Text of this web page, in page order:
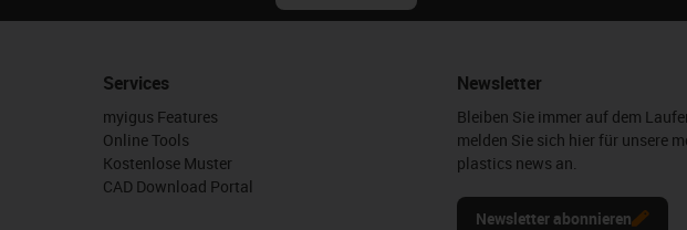
Services
myigus Features
Online Tools
Kostenlose Muster
CAD Download Portal
Newsletter
Bleiben Sie immer auf dem
melden Sie sich hier für unsere
plastics news an.
Newsletter abonnieren